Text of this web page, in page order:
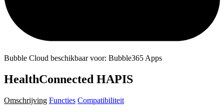
Bubble Cloud beschikbaar voor: Bubble365 Apps
HealthConnected HAPIS
Omschrijving Functies Compatibiliteit